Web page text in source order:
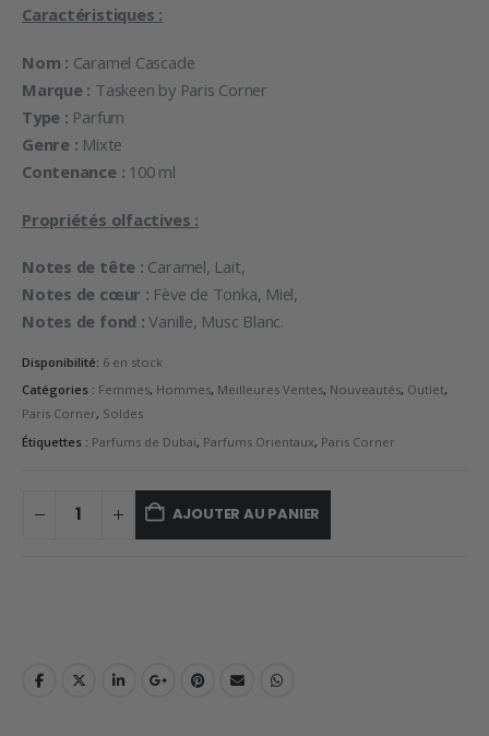
39,90 €.
Caractéristiques :
Nom : Caramel Cascade
Marque : Taskeen by Paris Corner
Type : Parfum
Genre : Mixte
Contenance : 100 ml
Propriétés olfactives :
Notes de tête : Caramel, Lait,
Notes de cœur : Fève de Tonka, Miel,
Notes de fond : Vanille, Musc Blanc.
Disponibilité: 6 en stock
Catégories : Femmes, Hommes, Meilleures Ventes, Nouveautés, Outlet,
Paris Corner, Soldes
Étiquettes : Parfums de Dubai, Parfums Orientaux, Paris Corner
AJOUTER AU PANIER